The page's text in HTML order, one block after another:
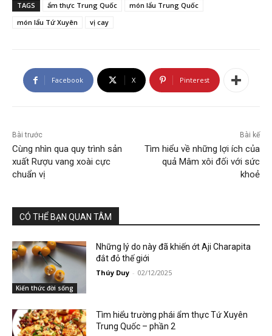
TAGS ẩm thực Trung Quốc
món lẩu Trung Quốc
món lẩu Tứ Xuyên
vị cay
Facebook X Pinterest
Bài trước
Cùng nhìn qua quy trình sản
xuất Rượu vang xoài cực
chuẩn vị
Bài kế
Tìm hiểu về những lợi ích của
quả Mâm xôi đối với sức
khoẻ
CÓ THỂ BẠN QUAN TÂM
Kiến thức đời sống
Những lý do này đã khiến ớt Aji Charapita
đắt đỏ thế giới
Thúy Duy - 02/12/2025
Tìm hiểu trường phái ẩm thực Tứ Xuyên
Trung Quốc – phần 2